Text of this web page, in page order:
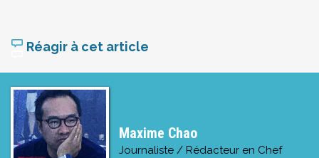
Réagir à cet article
Maxime Chao
Journaliste / Rédacteur en Chef